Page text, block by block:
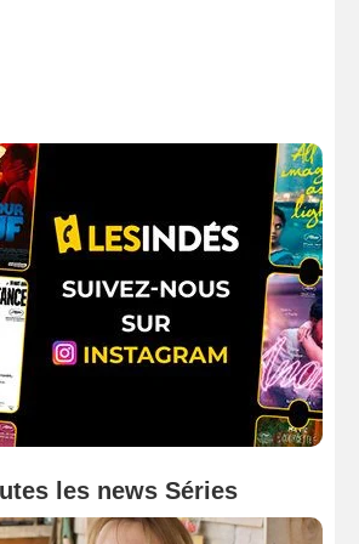
les news Séries